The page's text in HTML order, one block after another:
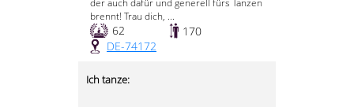
der auch dafür und generell fürs Tanzen
brennt! Trau dich, ...
62
170
DE-74172
Ich tanze: